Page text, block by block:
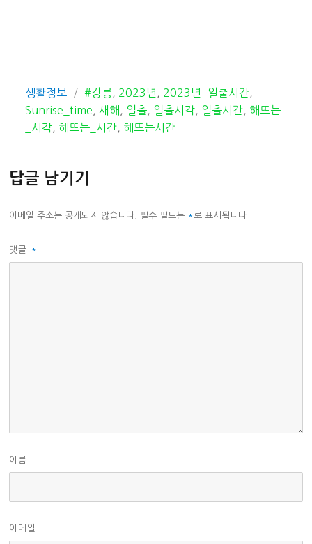
카
테
고
생활정보
태
그
#강릉, 2023년 2023년_일출시간,
Sunrise_time ,새해 일출 일출시각 일출시간
해뜨는
_시각
해뜨는_시간 해뜨는시간
답글 남기기
이메일 주소는 공개되지 않습니다. 필수 필드는 *로 표시됩니다
댓글 *
이름
이메일